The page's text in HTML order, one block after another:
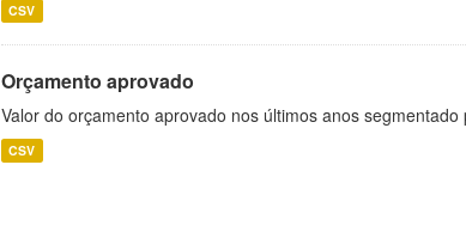
CSV
Orçamento aprovado
Valor do orçamento aprovado nos últimos anos
CSV